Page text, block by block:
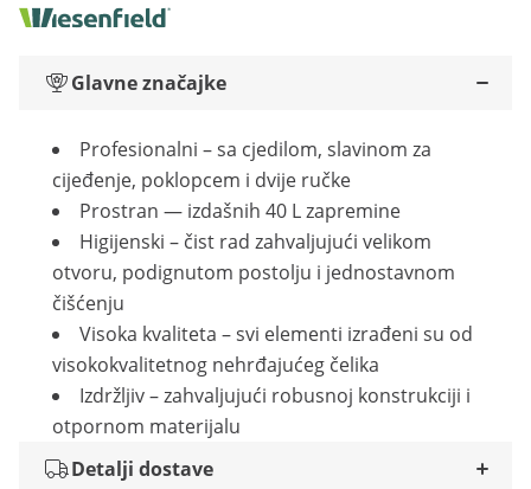
Glavne značajke
Profesionalni – sa cjedilom, slavinom za
cijeđenje, poklopcem i dvije ručke
Prostran — izdašnih 40 L zapremine
Higijenski – čist rad zahvaljujući velikom
otvoru, podignutom postolju i jednostavnom
čišćenju
Visoka kvaliteta – svi elementi izrađeni su od
visokokvalitetnog nehrđajućeg čelika
Izdržljiv – zahvaljujući robusnoj konstrukciji i
otpornom materijalu
Detalji dostave